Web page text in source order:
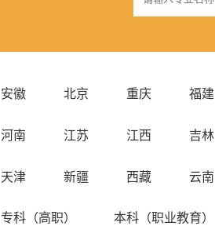
安徽 北京 重庆 福建
河南 江苏 江西 吉林
天津 新疆 西藏 云南
专科（高职） 本科（职业教育）